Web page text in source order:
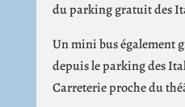
du parking gratuit des
Un mini bus également
depuis le parking des
Carreterie proche du